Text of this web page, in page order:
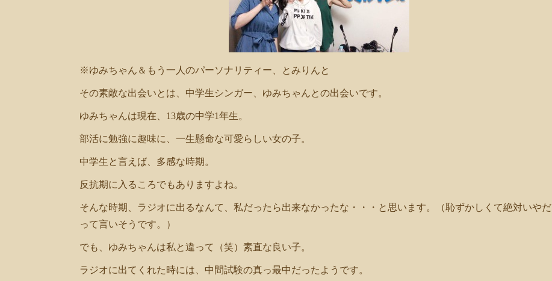
※ゆみちゃん＆もう一人のパーソナリティー、とみりんと
その素敵な出会いとは、中学生シンガー、ゆみちゃんとの出会いです。
ゆみちゃんは現在、13歳の中学1年生。
部活に勉強に趣味に、一生懸命な可愛らしい女の子。
中学生と言えば、多感な時期。
反抗期に入るころでもありますよね。
そんな時期、ラジオに出るなんて、私だったら出来なかったな・・・と思います。（恥ずかしくて絶対いやだ
って言いそうです。）
でも、ゆみちゃんは私と違って（笑）素直な良い子。
ラジオに出てくれた時には、中間試験の真っ最中だったようです。